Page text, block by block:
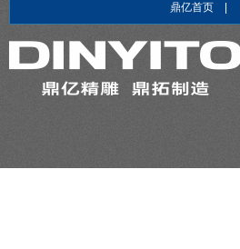
鼎亿首页